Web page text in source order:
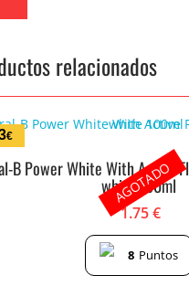
relacionados
€
B Power White With Active
white 100ml
1.75€
8 Puntos
AGOTADO